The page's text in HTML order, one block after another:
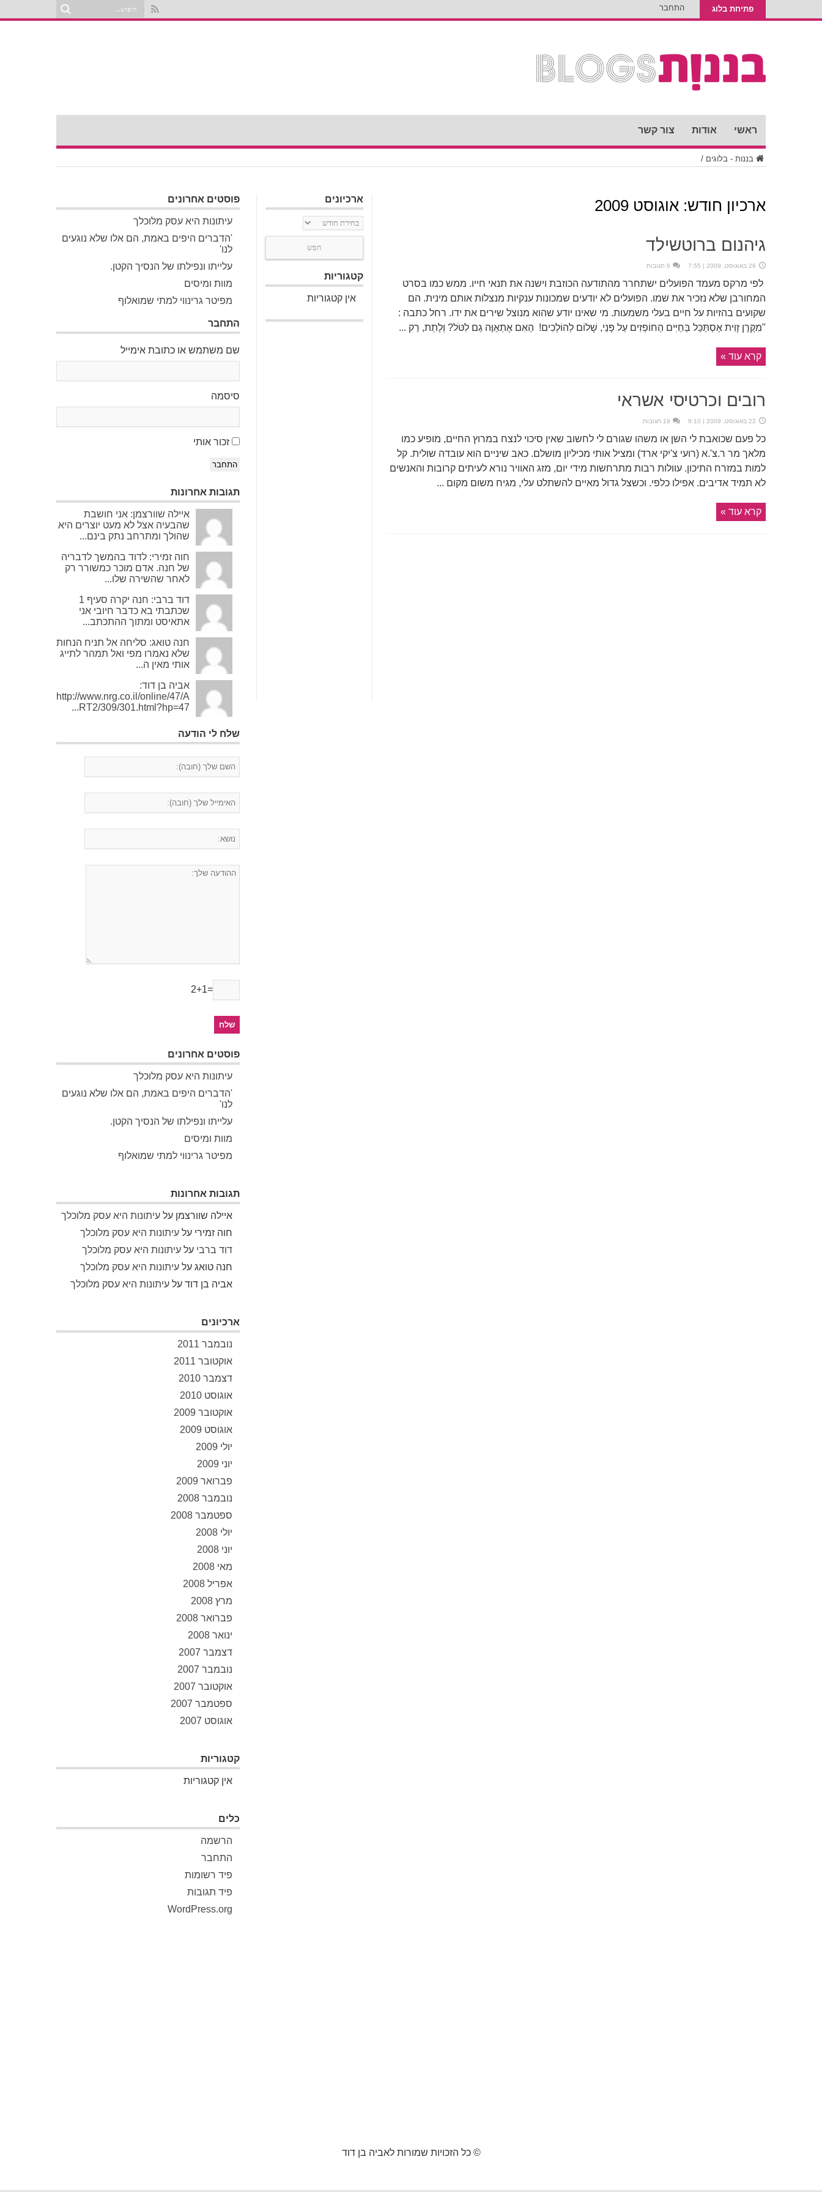
פתיחת בלוג התחבר
ראשי אודות צור קשר
בננות - בלוגים /
ארכיון חודש: אוגוסט 2009
גיהנום ברוטשילד
26 באוגוסט, 2009 | 7:55 6 תגובות
לפי מרקס מעמד הפועלים ישתחרר מהתודעה הכוזבת וישנה את תנאי חייו. ממש כמו בסרט
המחורבן שלא נזכיר את שמו. הפועלים לא יודעים שמכונות ענקיות מנצלות אותם מינית. הם
שקועים בהזיות על חיים בעלי משמעות. מי שאינו יודע שהוא מנוצל שירים את ידו. רחל כתבה :
"מִקֶּרֶן זָוִית אֶסְתַּכֵּל בַּחַיִּים הַחוֹפְזִים עַל פָּנַי, שָׁלוֹם לַהוֹלְכִים! הַאִם אֶתְאַוֶּה גַם לִטֹּל? וְלָתֵת, רַק ...
קרא עוד »
רובים וכרטיסי אשראי
22 באוגוסט, 2009 | 9:10 19 תגובות
כל פעם שכואבת לי השן או משהו שגורם לי לחשוב שאין סיכוי לנצח במרוץ החיים, מופיע כמו
מלאך מר ר.צ'.א (רועי צ'יקי ארד) ומציל אותי מכיליון מושלם. כאב שיניים הוא עובדה שולית. קל
למות במזרח התיכון. עוולות רבות מתרחשות מידי יום, מזג האוויר נורא לעיתים קרובות והאנשים
לא תמיד אדיבים. אפילו כלפי. וכשצל גדול מאיים להשתלט עלי, מגיח משום מקום ...
קרא עוד »
ארכיונים
ארכיונים
קטגוריות
אין קטגוריות
פוסטים אחרונים
עיתונות היא עסק מלוכלך
'הדברים היפים באמת, הם אלו שלא נוגעים
לנו'
עלייתו ונפילתו של הנסיך הקטן.
מוות ומיסים
מפיטר גרינווי למתי שמואלוף
התחבר
שם משתמש או כתובת אימייל
סיסמה
זכור אותי
התחבר
תגובות אחרונות
איילה שוורצמן: אני חושבת
שהבעיה אצל לא מעט יוצרים היא
שהולך ומתרחב נתק בינם...
חוה זמירי: לדוד בהמשך לדבריה
של חנה. אדם מוכר כמשורר רק
לאחר שהשירה שלו...
דוד ברבי: חנה יקרה סעיף 1
שכתבתי בא כדבר חיובי אני
אתאיסט ומתוך ההתכתב...
חנה טואג: סליחה אל תניח הנחות
שלא נאמרו מפי ואל תמהר לתייג
אותי מאין ה...
אביה בן דוד:
http://www.nrg.co.il/online/47/A
RT2/309/301.html?hp=47...
שלח לי הודעה
2+1=
פוסטים אחרונים
עיתונות היא עסק מלוכלך
'הדברים היפים באמת, הם אלו שלא נוגעים
לנו'
עלייתו ונפילתו של הנסיך הקטן.
מוות ומיסים
מפיטר גרינווי למתי שמואלוף
תגובות אחרונות
איילה שוורצמן על עיתונות היא עסק מלוכלך
חוה זמירי על עיתונות היא עסק מלוכלך
דוד ברבי על עיתונות היא עסק מלוכלך
חנה טואג על עיתונות היא עסק מלוכלך
אביה בן דוד על עיתונות היא עסק מלוכלך
ארכיונים
נובמבר 2011
אוקטובר 2011
דצמבר 2010
אוגוסט 2010
אוקטובר 2009
אוגוסט 2009
יולי 2009
יוני 2009
פברואר 2009
נובמבר 2008
ספטמבר 2008
יולי 2008
יוני 2008
מאי 2008
אפריל 2008
מרץ 2008
פברואר 2008
ינואר 2008
דצמבר 2007
נובמבר 2007
אוקטובר 2007
ספטמבר 2007
אוגוסט 2007
קטגוריות
אין קטגוריות
כלים
הרשמה
התחבר
פיד רשומות
פיד תגובות
WordPress.org
© כל הזכויות שמורות לאביה בן דוד